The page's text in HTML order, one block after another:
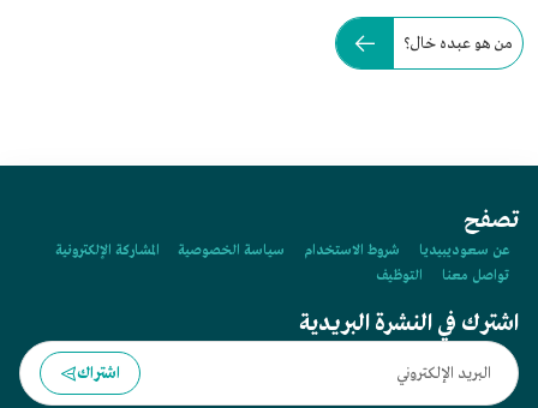
من هو عبده خال؟
تصفح
عن سعوديبيديا شروط الاستخدام سياسة الخصوصية
المشاركة الإلكترونية
تواصل معنا
التوظيف
اشترك في النشرة البريدية
اشتراك